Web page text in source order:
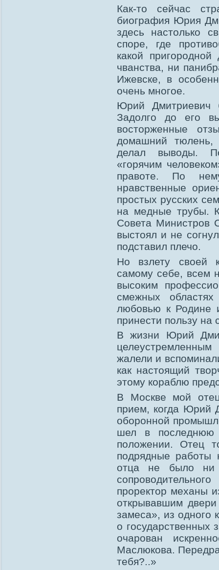
Как-то сейчас
биография Юрия
здесь настолько
споре, где
какой
чванства, ни
Ижевске, в
очень многое.
Юрий Дмитриевич
Задолго до его
восторженные
домашний
делал выводы.
«горячим
правоте. По
нравственные
простых русских
на медные трубы.
Совета Министров
выстоял и не
подставил плечо.
Но взлету своей
самому себе, всем
высоким
смежных областях
любовью к Родине
принести пользу на
В жизни Юрий
жалели и
как настоящий
этому кораблю
В Москве мой
прием, когда Юрий
оборонной
шел в последнюю
положении. Отец
подрядные работы
отца не было ни
проректор механы
открывавшим
замеса», из одного
о государственных
очарован
Маслюкова.
тебя?..»